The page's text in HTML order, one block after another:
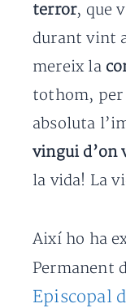
terror, que
durant vint
mereix la
tothom, per
absoluta
vingui d’on
la vida! La
Així ho ha
Permanent
Episcopal